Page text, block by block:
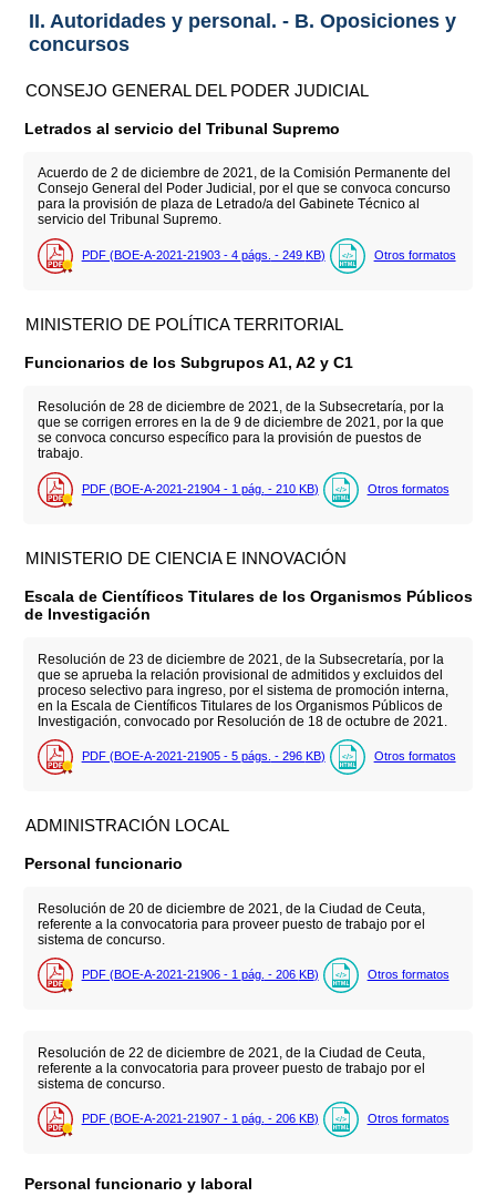
II. Autoridades y personal. - B. Oposiciones y
concursos
CONSEJO GENERAL DEL PODER JUDICIAL
Letrados al servicio del Tribunal Supremo
Acuerdo de 2 de diciembre de 2021, de la Comisión Permanente del
Consejo General del Poder Judicial, por el que se convoca concurso
para la provisión de plaza de Letrado/a del Gabinete Técnico al
servicio del Tribunal Supremo.
PDF (BOE-A-2021-21903 - 4 págs. - 249 KB) Otros formatos
MINISTERIO DE POLÍTICA TERRITORIAL
Funcionarios de los Subgrupos A1, A2 y C1
Resolución de 28 de diciembre de 2021, de la Subsecretaría, por la
que se corrigen errores en la de 9 de diciembre de 2021, por la que
se convoca concurso específico para la provisión de puestos de
trabajo.
PDF (BOE-A-2021-21904 - 1 pág. - 210 KB) Otros formatos
MINISTERIO DE CIENCIA E INNOVACIÓN
Escala de Científicos Titulares de los Organismos Públicos
de Investigación
Resolución de 23 de diciembre de 2021, de la Subsecretaría, por la
que se aprueba la relación provisional de admitidos y excluidos del
proceso selectivo para ingreso, por el sistema de promoción interna,
en la Escala de Científicos Titulares de los Organismos Públicos de
Investigación, convocado por Resolución de 18 de octubre de 2021.
PDF (BOE-A-2021-21905 - 5 págs. - 296 KB) Otros formatos
ADMINISTRACIÓN LOCAL
Personal funcionario
Resolución de 20 de diciembre de 2021, de la Ciudad de Ceuta,
referente a la convocatoria para proveer puesto de trabajo por el
sistema de concurso.
PDF (BOE-A-2021-21906 - 1 pág. - 206 KB) Otros formatos
Resolución de 22 de diciembre de 2021, de la Ciudad de Ceuta,
referente a la convocatoria para proveer puesto de trabajo por el
sistema de concurso.
PDF (BOE-A-2021-21907 - 1 pág. - 206 KB) Otros formatos
Personal funcionario y laboral